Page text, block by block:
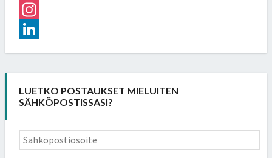
Twitter
Instagram
LUETKO POSTAUKSET MIELUITEN
SÄHKÖPOSTISSASI?
Sähköpostiosoite